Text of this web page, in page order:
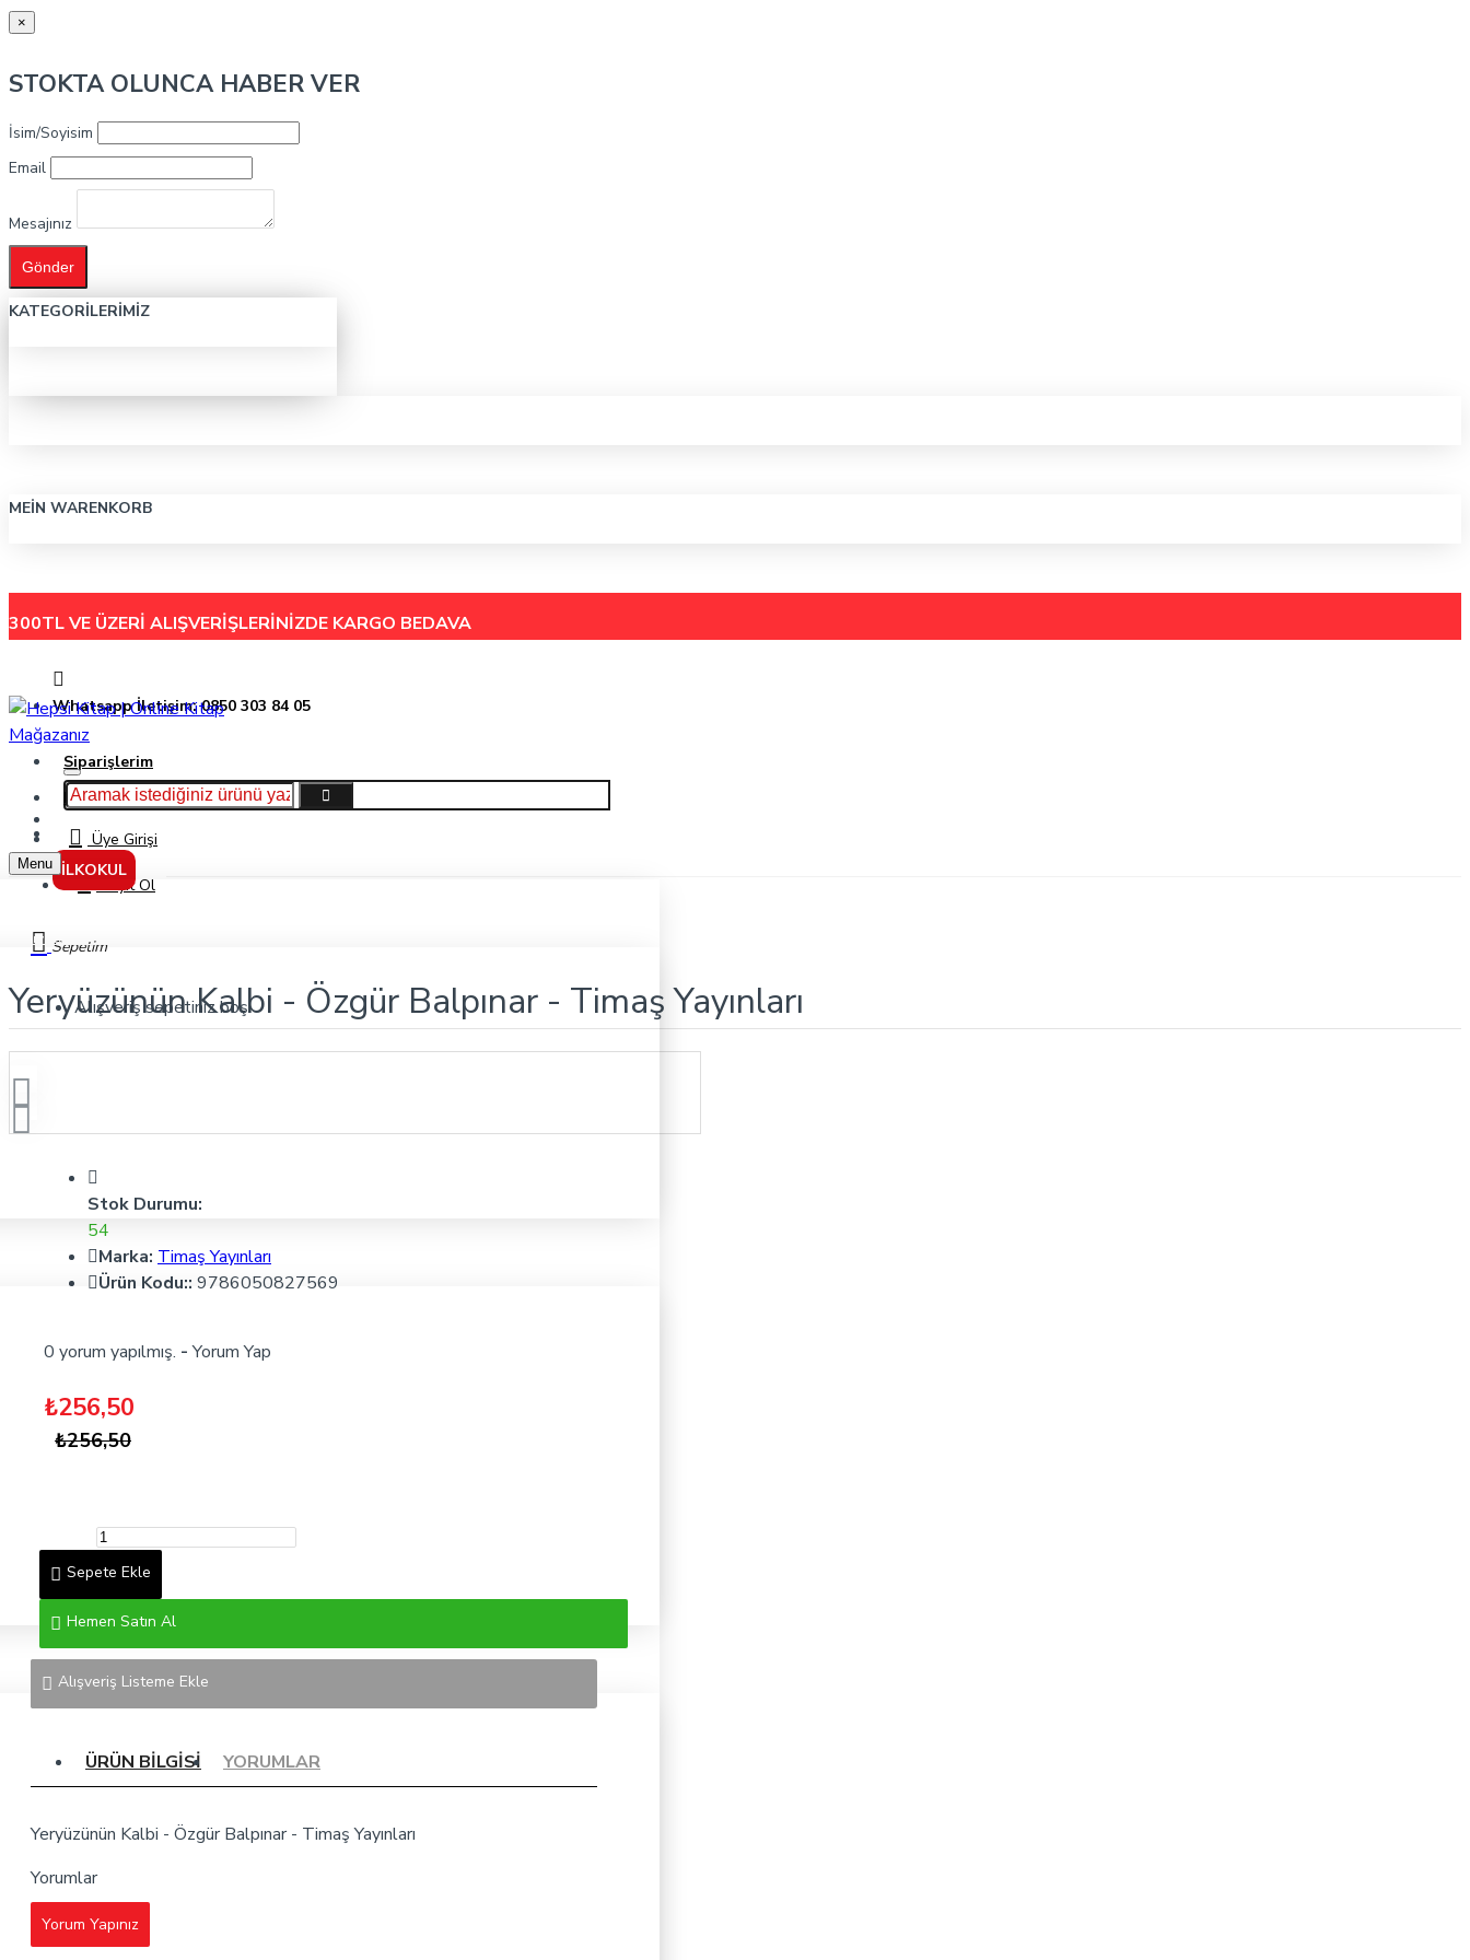
×
STOKTA OLUNCA HABER VER
İsim/Soyisim
Email
Mesajınız
Gönder
KATEGORILERIMIZ
MEIN WARENKORB
300TL VE ÜZERİ ALIŞVERİŞLERİNİZDE KARGO BEDAVA
Whatsapp İletişim: 0850 303 84 05
Siparişlerim
Hakkımızda
İletişimÜye Girişi
Kayıt Ol
Sepetim
Alışveriş sepetiniz boş!
İLKOKUL
Menu
Yeryüzünün Kalbi - Özgür Balpınar - Timaş Yayınları
Yeryüzünün Kalbi - Özgür Balpınar - Timaş Yayınları
Stok Durumu:
54
Marka: Timaş Yayınları
Ürün Kodu:: 9786050827569
0 yorum yapılmış. - Yorum Yap
₺256,50
₺256,50
Sepete Ekle
Hemen Satın Al
Alışveriş Listeme Ekle
ÜRÜN BILGISI YORUMLAR
Yeryüzünün Kalbi - Özgür Balpınar - Timaş Yayınları
Yorumlar
Yorum Yapınız